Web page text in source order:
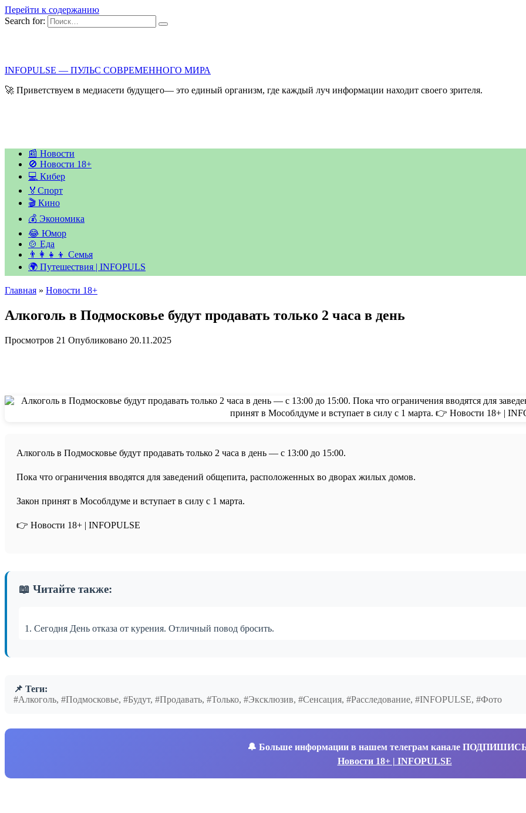
Перейти к содержанию
Search for:
INFOPULSE — ПУЛЬС СОВРЕМЕННОГО МИРА
🚀 Приветствуем в медиасети будущего— это единый организм, где каждый луч информации находит своего зрителя.
📰 Новости
🚫 Новости 18+
💻 Кибер
🏅Спорт
🎬 Кино
💰 Экономика
😂 Юмор
🍲 Еда
👨‍👩‍👧‍👦 Семья
🌍 Путешествия | INFOPULS
Главная » Новости 18+
Алкоголь в Подмосковье будут продавать только 2 часа в день
Просмотров 21 Опубликовано 20.11.2025
Алкоголь в Подмосковье будут продавать только 2 часа в день — с 13:00 до 15:00.
Пока что ограничения вводятся для заведений общепита, расположенных во дворах жилых домов.
Закон принят в Мособлдуме и вступает в силу с 1 марта.
👉 Новости 18+ | INFOPULSE
📖 Читайте также:
1. Сегодня День отказа от курения. Отличный повод бросить.
📌 Теги:
#Алкоголь, #Подмосковье, #Будут, #Продавать, #Только, #Эксклюзив, #Сенсация, #Расследование, #INFOPULSE, #Фото
🔔 Больше информации в нашем телеграм канале
Новости 18+ | INFOPULSE